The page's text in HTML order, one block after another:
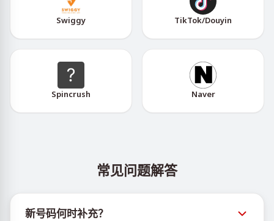
Swiggy TikTok/Douyin
Spincrush Naver
常见问题解答
新号码何时补充？